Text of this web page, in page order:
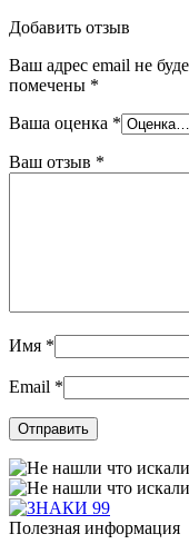
Добавить отзыв
Ваш адрес email не
помечены *
Ваша оценка *
Ваш отзыв *
Имя *
Email *
Полезная информация